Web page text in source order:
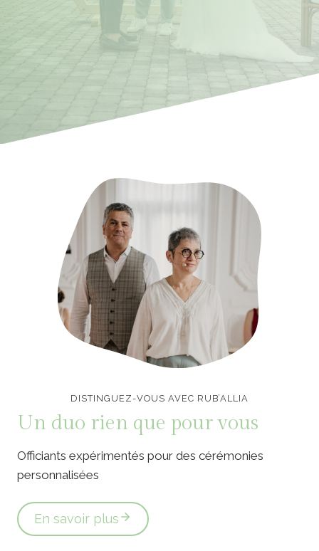
DISTINGUEZ-VOUS AVEC RUB’ALLIA
Un duo rien que pour vous
Officiants expérimentés pour des cérémonies
personnalisées
En savoir plus